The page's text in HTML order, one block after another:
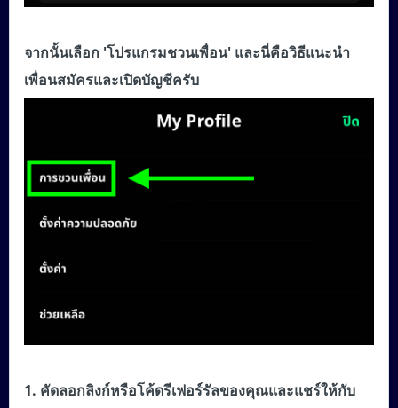
จากนั้นเลือก 'โปรแกรมชวนเพื่อน' และนี่คือวิธีแนะนำ
เพื่อนสมัครและเปิดบัญชีครับ
1. คัดลอกลิงก์หรือโค้ดรีเฟอร์รัลของคุณและแชร์ให้กับ